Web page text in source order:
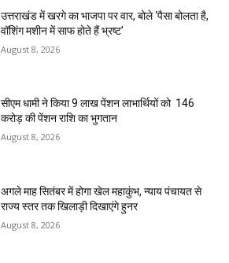
उत्तराखंड में खरगे का भाजपा पर वार, बोले ‘पैसा बोलता है,
वॉशिंग मशीन में साफ होते हैं भ्रष्ट’
August 8, 2026
सीएम धामी ने किया 9 लाख पेंशन लाभार्थियों को ₹ 146
करोड़ की पेंशन राशि का भुगतान
August 8, 2026
अगले माह सितंबर में होगा खेल महाकुंभ, न्याय पंचायत से
राज्य स्तर तक खिलाड़ी दिखाएंगे हुनर
August 8, 2026